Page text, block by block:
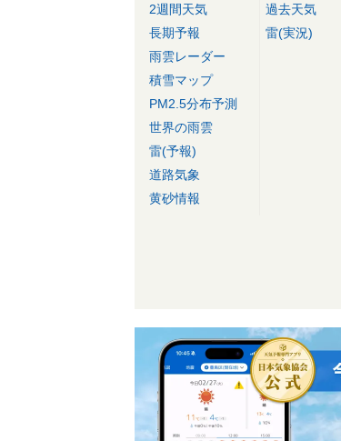
2週間天気
長期予報
雨雲レーダー
積雪マップ
PM2.5分布予測
世界の雨雲
雷(予報)
道路気象
黄砂情報
過去天気
雷(実況)